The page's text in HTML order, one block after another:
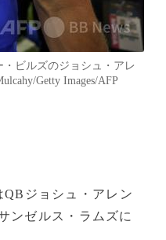
ビルズのジョシュ・アレ
Getty Images/AFP
QBジョシュ・アレン
ンゼルス・ラムズに